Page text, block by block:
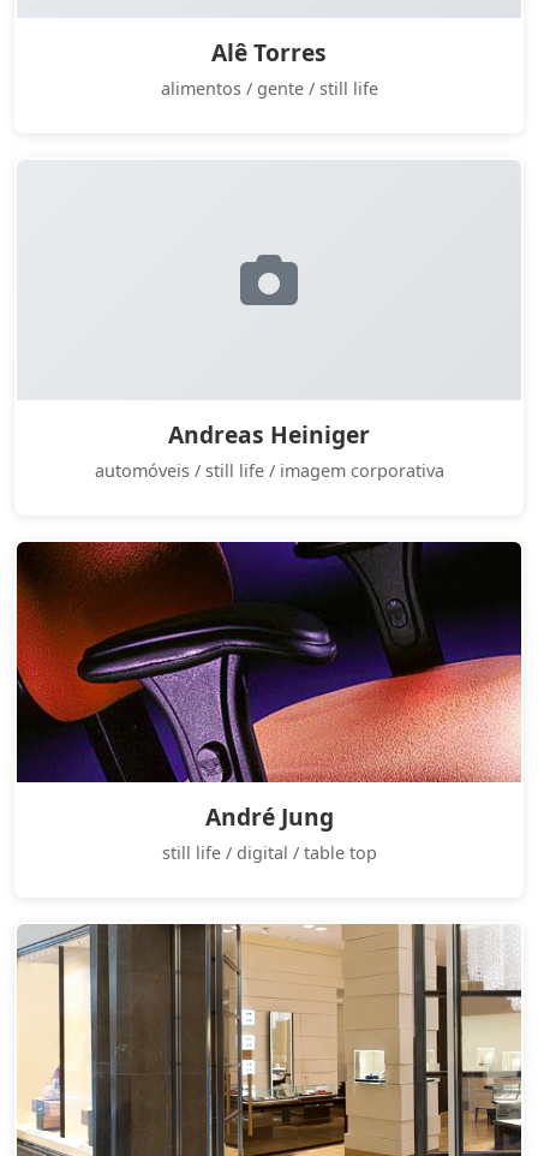
Alê Torres
alimentos / gente / still life
Andreas Heiniger
automóveis / still life / imagem corporativa
André Jung
still life / digital / table top